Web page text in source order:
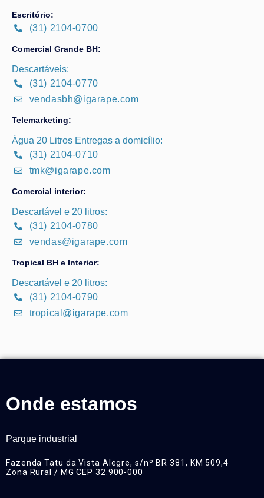
Escritório:
(31) 2104-0700
Comercial Grande BH:
Descartáveis:
(31) 2104-0770
vendasbh@igarape.com
Telemarketing:
Água 20 Litros Entregas a domicílio:
(31) 2104-0710
tmk@igarape.com
Comercial interior:
Descartável e 20 litros:
(31) 2104-0780
vendas@igarape.com
Tropical BH e Interior:
Descartável e 20 litros:
(31) 2104-0790
tropical@igarape.com
Onde estamos
Parque industrial
Fazenda Tatu da Vista Alegre, s/nº BR 381, KM 509,4
Zona Rural / MG CEP 32.900-000